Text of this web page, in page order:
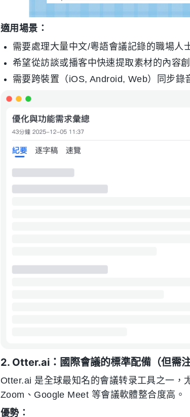
適用場景：
需要處理大量中文/粵語會議記錄的職場人
希望從訪談或播客中快速提取素材的內容創
需要跨裝置（iOS, Android, Web）同步錄
2. Otter.ai：國際會議的標準配備（但需注
Otter.ai 是全球最知名的會議转录工具之一，
Zoom、Google Meet 等會議軟體整合度高。
優勢：